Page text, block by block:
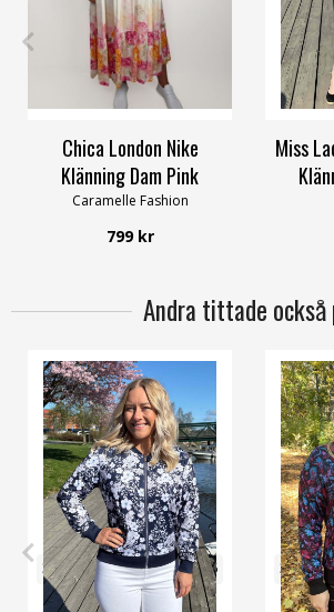
OneSize
Chica London Nike
Klänning Dam Pink
Caramelle Fashion
799 kr
Miss
Andra tittade också
32/34 36/38 40/42 44/46
48/50
56/58
32/34